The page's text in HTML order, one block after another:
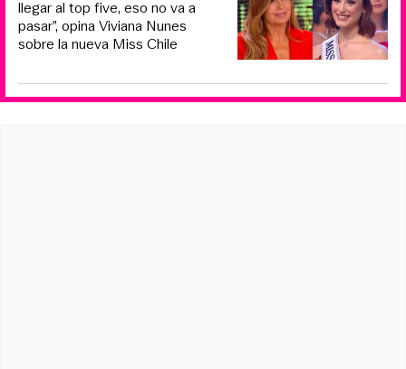
llegar al top five, eso no va a
pasar”, opina Viviana Nunes
sobre la nueva Miss Chile